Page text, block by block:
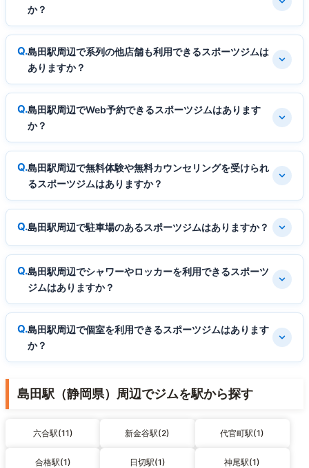
か？
島田駅周辺で系列の他店舗も利用できるスポーツジムは
ありますか？
島田駅周辺でWeb予約できるスポーツジムはあります
か？
島田駅周辺で無料体験や無料カウンセリングを受けられ
るスポーツジムはありますか？
島田駅周辺で駐車場のあるスポーツジムはありますか？
島田駅周辺でシャワーやロッカーを利用できるスポーツ
ジムはありますか？
島田駅周辺で個室を利用できるスポーツジムはあります
か？
島田駅（静岡県）周辺でジムを駅から探す
六合駅(11) 新金谷駅(2) 代官町駅(1)
合格駅(1) 日切駅(1) 神尾駅(1)